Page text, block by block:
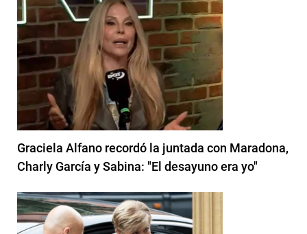
Graciela Alfano recordó la juntada con Maradona,
Charly García y Sabina: "El desayuno era yo"